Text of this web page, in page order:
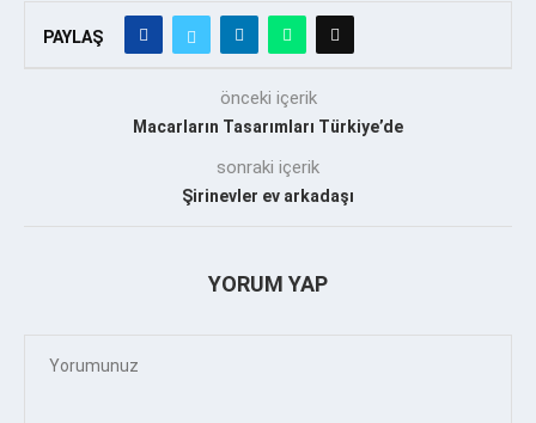
PAYLAŞ
önceki içerik
Macarların Tasarımları Türkiye’de
sonraki içerik
Şirinevler ev arkadaşı
YORUM YAP